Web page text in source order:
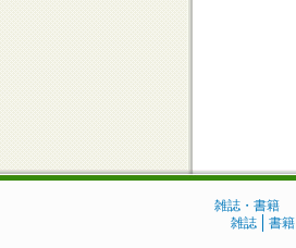
雑誌・書籍
雑誌
書籍